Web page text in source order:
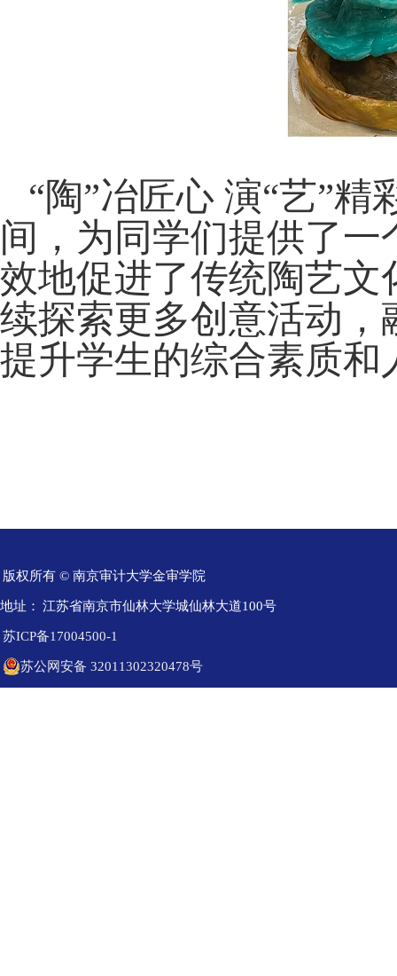
“陶”冶匠心 演“艺”
间，为同学们提供了
效地促进了传统陶艺
续探索更多创意活动
提升学生的综合素质
版权所有 © 南京审计大学金审学院
地址： 江苏省南京市仙林大学城仙林大道100号
苏ICP备17004500-1
苏公网安备 32011302320478号